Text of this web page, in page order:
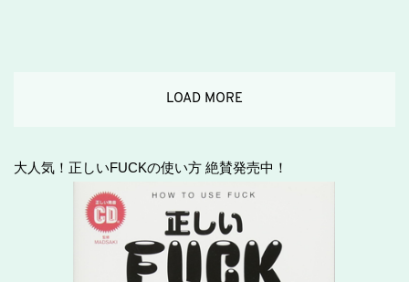
LOAD MORE
大人気！正しいFUCKの使い方 絶賛発売中！